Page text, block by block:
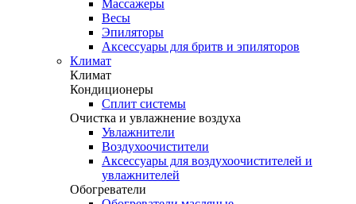
Массажеры
Весы
Эпиляторы
Аксессуары для бритв и эпиляторов
Климат
Климат
Кондиционеры
Сплит системы
Очистка и увлажнение воздуха
Увлажнители
Воздухоочистители
Аксессуары для воздухоочистителей и
увлажнителей
Обогреватели